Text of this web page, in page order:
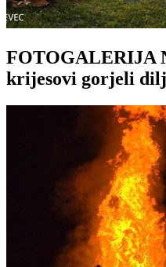
FOTOGALERIJA
krijesovi gorjeli